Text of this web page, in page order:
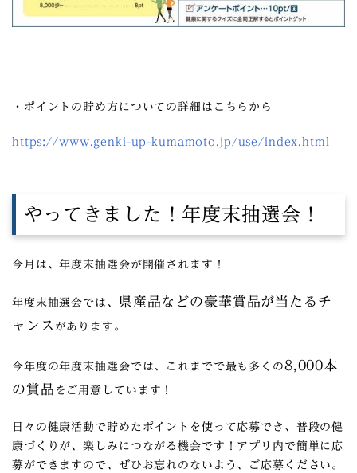
・ポイントの貯め方についての詳細はこちらから
https://www.genki-up-kumamoto.jp/use/index.html
やってきました！年度末抽選会！
今月は、年度末抽選会が開催されます！
年度末抽選会では、
県産品などの豪華賞品が当たるチ
ャンス があります。
今年度の年度末抽選会では、これまでで最も多くの8,000本
の賞品 をご用意しています！
日々の健康活動で貯めたポイントを使って応募でき、普段の健
康づくりが、楽しみにつながる機会です！アプリ内で簡単に応
募ができますので、ぜひお忘れのないよう、ご応募ください。